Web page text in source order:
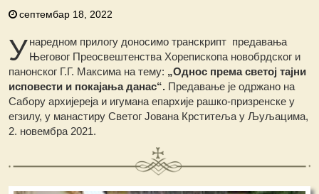
септембар 18, 2022
Унаредном прилогу доносимо транскрипт предавања
Његовог Преосвештенства Хорепископа новобрдског и
панонског Г.Г. Максима на тему: „Однос према светој тајни
исповести и покајања данас“. Предавање је одржано на
Сабору архијереја и игумана епархије рашко-призренске у
егзилу, у манастиру Светог Јована Крститеља у Љуљацима,
2. новембра 2021.